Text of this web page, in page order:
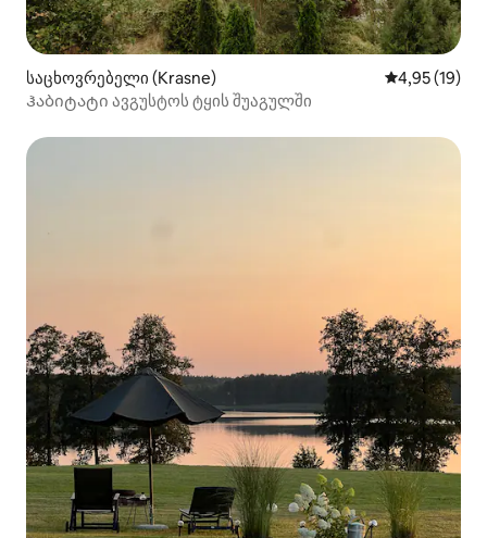
საცხოვრებელი (Krasne) საშუალო
4,95 (19)
Ჰაბიტატი ავგუსტოს ტყის შუაგულში